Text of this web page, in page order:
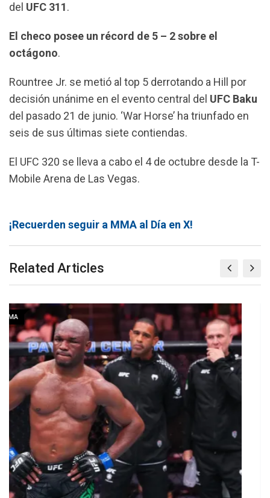
del UFC 311.
El checo posee un récord de 5 – 2 sobre el
octágono.
Rountree Jr. se metió al top 5 derrotando a Hill por
decisión unánime en el evento central del UFC Baku
del pasado 21 de junio. ‘War Horse’ ha triunfado en
seis de sus últimas siete contiendas.
El UFC 320 se lleva a cabo el 4 de octubre desde la T-
Mobile Arena de Las Vegas.
¡Recuerden seguir a MMA al Día en X!
Related Articles
MMA